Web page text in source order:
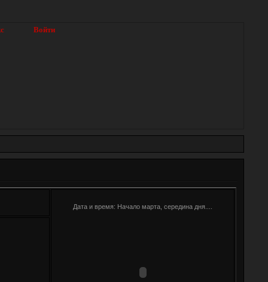
Войти
Дата и время: Начало марта, середина дня....